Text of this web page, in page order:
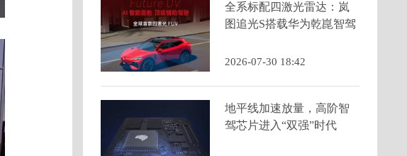
全系标配四激光雷达：岚
图追光S搭载华为乾崑智驾
FUV新品类
2026-07-30 18:42
地平线加速放量，高阶智
驾芯片进入“双强”时代